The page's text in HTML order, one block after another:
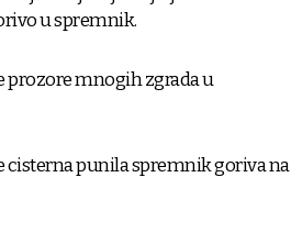
u spremnik.
prozore mnogih zgrada u
cisterna punila spremnik goriva na